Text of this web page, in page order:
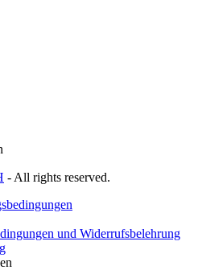
- All rights reserved.
und Widerrufsbelehrung